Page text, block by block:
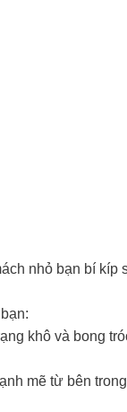
nhỏ bạn bí kíp
khô và bong
mẽ từ bên trong